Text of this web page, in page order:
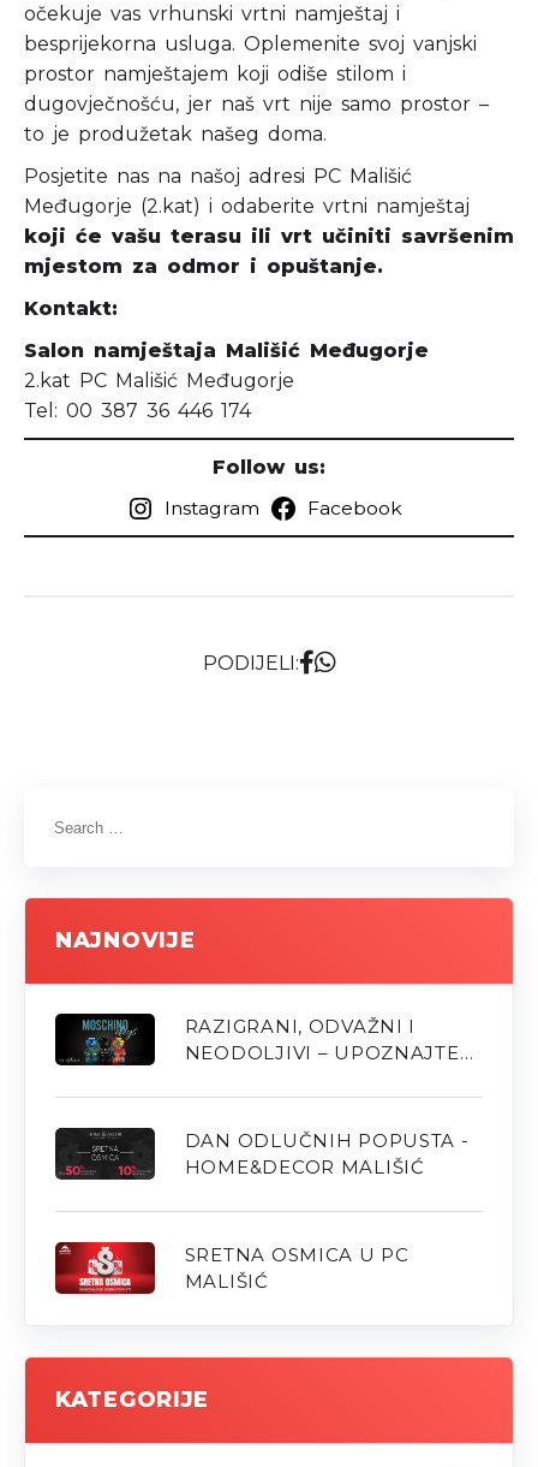
očekuje vas vrhunski vrtni namještaj i
besprijekorna usluga. Oplemenite svoj vanjski
prostor namještajem koji odiše stilom i
dugovječnošću, jer naš vrt nije samo prostor –
to je produžetak našeg doma.
Posjetite nas na našoj adresi PC Mališić
Međugorje (2.kat) i odaberite vrtni namještaj
koji će vašu terasu ili vrt učiniti savršenim
mjestom za odmor i opuštanje.
Kontakt:
Salon namještaja Mališić Međugorje
2.kat PC Mališić Međugorje
Tel: 00 387 36 446 174
Follow us:
Instagram
Facebook
PODIJELI:
NAJNOVIJE
RAZIGRANI, ODVAŽNI I
NEODOLJIVI – UPOZNAJTE
PARFUMERIJI M
DAN ODLUČNIH POPUSTA -
HOME&DECOR MALIŠIĆ
SRETNA OSMICA U PC
MALIŠIĆ
KATEGORIJE